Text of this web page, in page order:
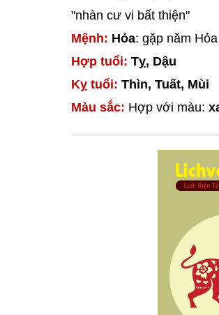
"nhàn cư vi bất thiện"
Mệnh: Hỏa: gặp năm
Hợp tuổi: Tỵ, Dậu
Kỵ tuổi: Thìn, Tuất, Mùi
Màu sắc: Hợp với màu: